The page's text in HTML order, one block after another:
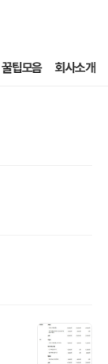
꿀팁모음 회사소개